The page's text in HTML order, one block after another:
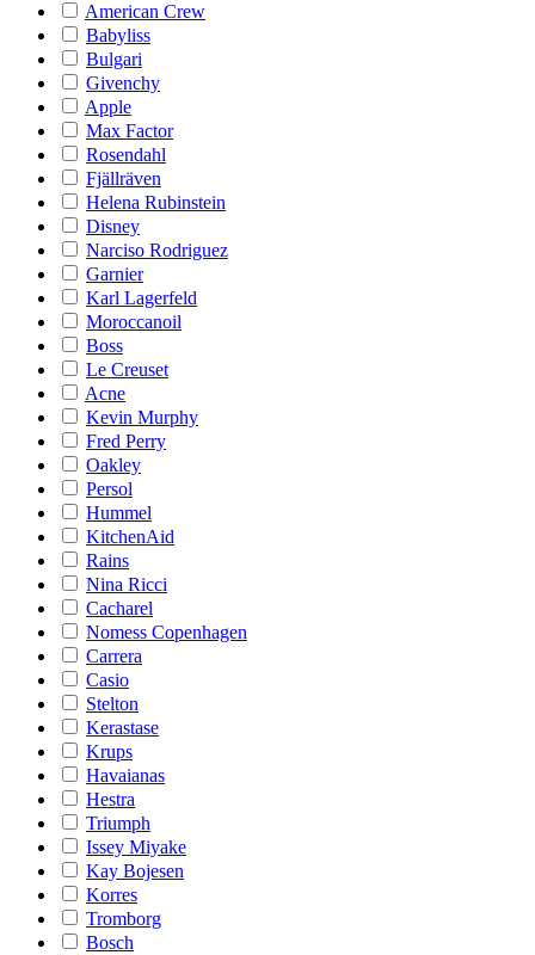
American Crew
Babyliss
Bulgari
Givenchy
Apple
Max Factor
Rosendahl
Fjällräven
Helena Rubinstein
Disney
Narciso Rodriguez
Garnier
Karl Lagerfeld
Moroccanoil
Boss
Le Creuset
Acne
Kevin Murphy
Fred Perry
Oakley
Persol
Hummel
KitchenAid
Rains
Nina Ricci
Cacharel
Nomess Copenhagen
Carrera
Casio
Stelton
Kerastase
Krups
Havaianas
Hestra
Triumph
Issey Miyake
Kay Bojesen
Korres
Tromborg
Bosch